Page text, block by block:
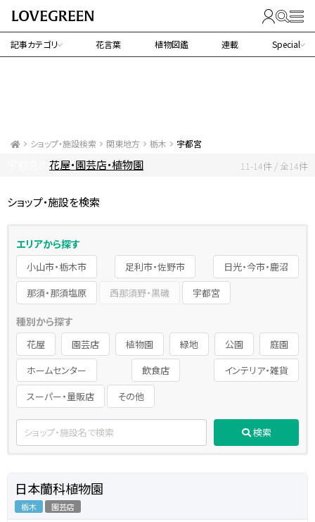
記事カテゴリ 花言葉 植物図鑑 連載 Special
ショップ・施設検索 関東地方 栃木
宇都宮
花屋・園芸店・植物園 11-14件 / 全14件
ショップ・施設を検索
エリアから探す
小山市・栃木市 足利市・佐野市
日光・今市・鹿沼
那須・那須塩原
西那須野・黒磯 宇都宮
種別から探す
花屋 園芸店 植物園 緑地 公園
庭園
ホームセンター
飲食店
インテリア・雑貨
スーパー・量販店
その他
検索
日本蘭科植物園
栃木 園芸店